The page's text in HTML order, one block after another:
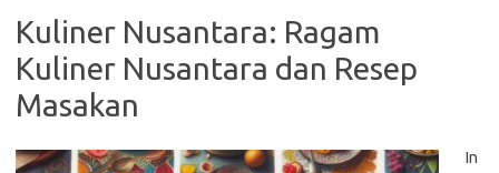
Kuliner Nusantara: Ragam
Kuliner Nusantara dan Resep
Masakan
In